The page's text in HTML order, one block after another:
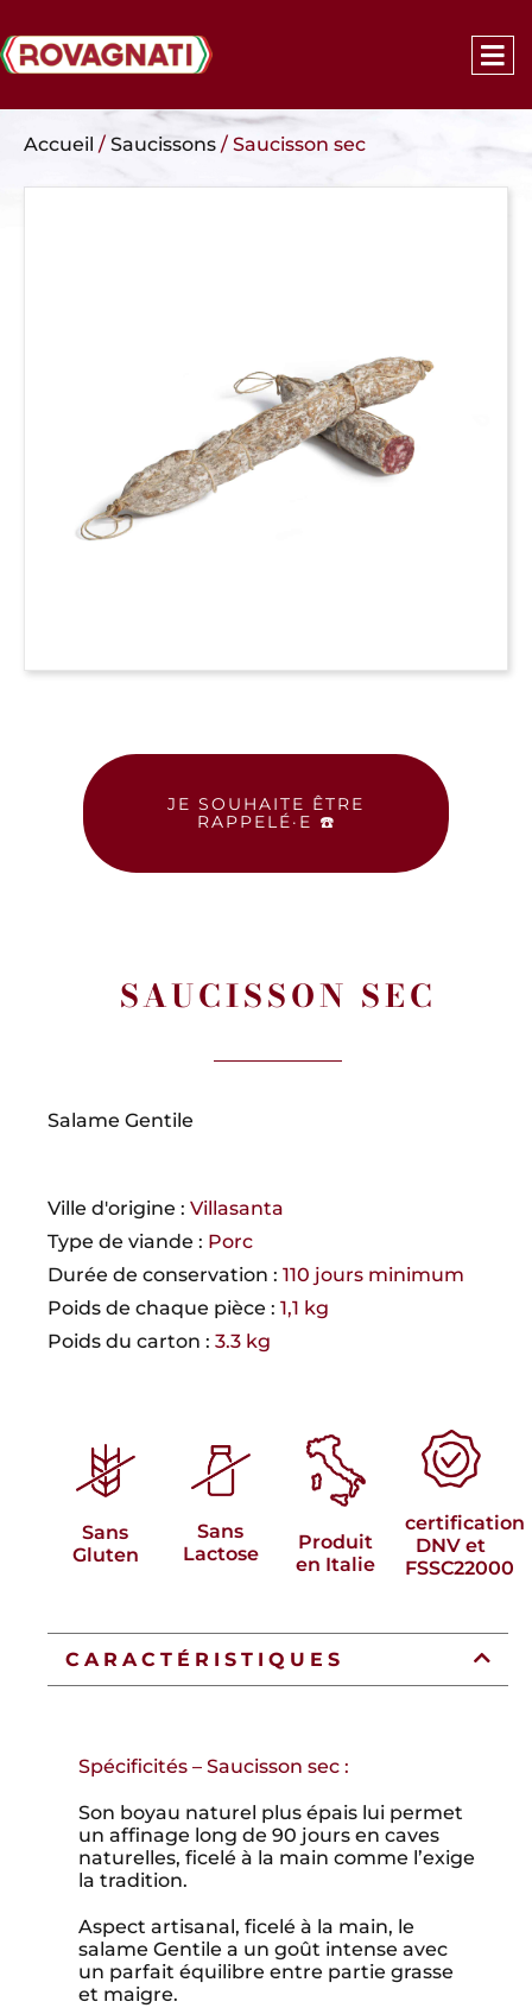
Accueil / Saucissons / Saucisson sec
JE SOUHAITE ÊTRE
RAPPELÉ·E ☎️
SAUCISSON SEC
Salame Gentile
Ville d'origine : Villasanta
Type de viande : Porc
Durée de conservation : 110 jours minimum
Poids de chaque pièce : 1,1 kg
Poids du carton : 3.3 kg
Sans
Gluten
Sans
Lactose
Produit
en Italie
certification
DNV et
FSSC22000
CARACTÉRISTIQUES
Spécificités – Saucisson sec :
Son boyau naturel plus épais lui permet
un affinage long de 90 jours en caves
naturelles, ficelé à la main comme l’exige
la tradition.
Aspect artisanal, ficelé à la main, le
salame Gentile a un goût intense avec
un parfait équilibre entre partie grasse
et maigre.